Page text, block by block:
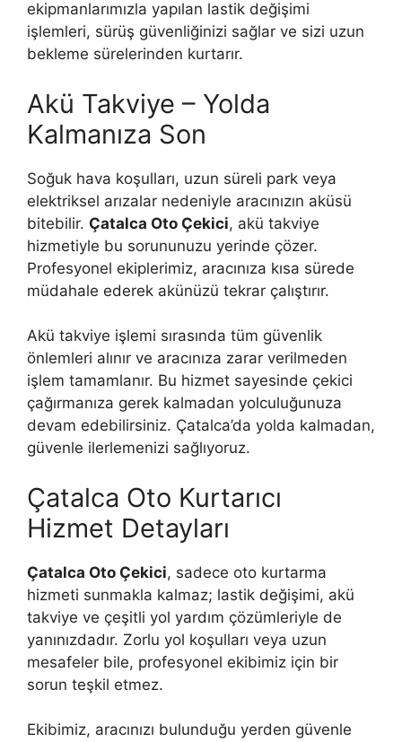
ekipmanlarımızla yapılan lastik değişimi
işlemleri, sürüş güvenliğinizi sağlar ve sizi uzun
bekleme sürelerinden kurtarır.
Akü Takviye – Yolda
Kalmanıza Son
Soğuk hava koşulları, uzun süreli park veya
elektriksel arızalar nedeniyle aracınızın aküsü
bitebilir. Çatalca Oto Çekici, akü takviye
hizmetiyle bu sorununuzu yerinde çözer.
Profesyonel ekiplerimiz, aracınıza kısa sürede
müdahale ederek akünüzü tekrar çalıştırır.
Akü takviye işlemi sırasında tüm güvenlik
önlemleri alınır ve aracınıza zarar verilmeden
işlem tamamlanır. Bu hizmet sayesinde çekici
çağırmanıza gerek kalmadan yolculuğunuza
devam edebilirsiniz. Çatalca’da yolda kalmadan,
güvenle ilerlemenizi sağlıyoruz.
Çatalca Oto Kurtarıcı
Hizmet Detayları
Çatalca Oto Çekici, sadece oto kurtarma
hizmeti sunmakla kalmaz; lastik değişimi, akü
takviye ve çeşitli yol yardım çözümleriyle de
yanınızdadır. Zorlu yol koşulları veya uzun
mesafeler bile, profesyonel ekibimiz için bir
sorun teşkil etmez.
Ekibimiz, aracınızı bulunduğu yerden güvenle